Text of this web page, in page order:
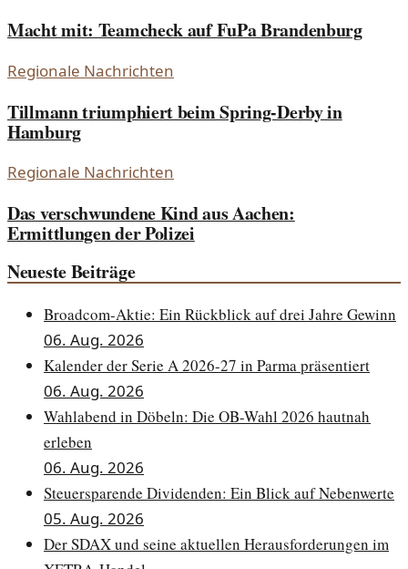
Macht mit: Teamcheck auf FuPa Brandenburg
Regionale Nachrichten
Tillmann triumphiert beim Spring-Derby in
Hamburg
Regionale Nachrichten
Das verschwundene Kind aus Aachen:
Ermittlungen der Polizei
Neueste Beiträge
Broadcom-Aktie: Ein Rückblick auf drei Jahre Gewinn
06. Aug. 2026
Kalender der Serie A 2026-27 in Parma präsentiert
06. Aug. 2026
Wahlabend in Döbeln: Die OB-Wahl 2026 hautnah
erleben
06. Aug. 2026
Steuersparende Dividenden: Ein Blick auf Nebenwerte
05. Aug. 2026
Der SDAX und seine aktuellen Herausforderungen im